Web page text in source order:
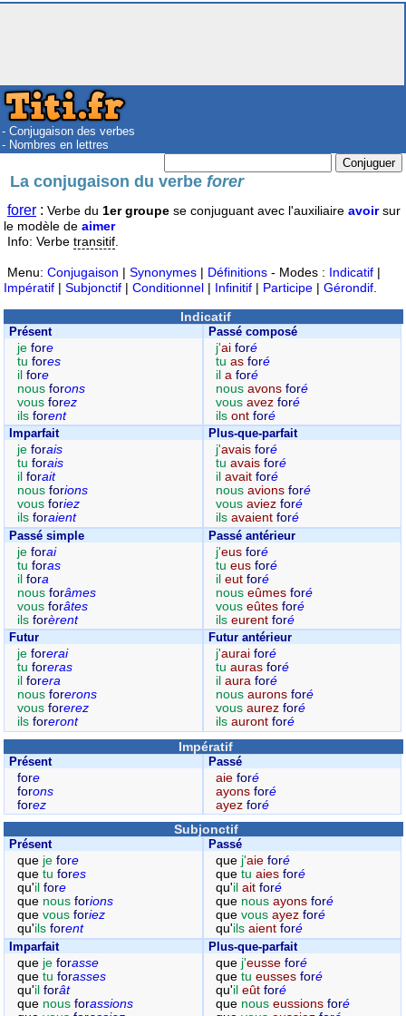
- Conjugaison des verbes
- Nombres en lettres
La conjugaison du verbeforer
forer : Verbe du 1er groupe se conjuguant avec l'auxiliaire avoirsur
le modèle de aimer
Info: Verbe transitif
Menu: Conjugaison | Synonymes | Définitions - Modes : Indicatif |
Impératif | Subjonctif | Conditionnel | Infinitif | Participe | Gérondif
Indicatif
Présent
je fore
tu fores
il fore
nous forons
vous forez
ils forent
Passé composé
j'ai foré
tuas foré
ila foré
nousavons foré
vousavez foré
ilsont foré
Imparfait
je forais
tu forais
il forait
nous forions
vous foriez
ils foraient
Plus-que-parfait
j'avais foré
tuavais foré
ilavait foré
nousavions foré
vousaviez foré
ilsavaient foré
Passé simple
je forai
tu foras
il fora
nous forâmes
vous forâtes
ils forèrent
Passé antérieur
j'eus foré
tueus foré
ileut foré
nouseûmes foré
vouseûtes foré
ilseurent foré
Futur
je forerai
tu foreras
il forera
nous forerons
vous forerez
ils foreront
Futur antérieur
j'aurai foré
tuauras foré
ilaura foré
nousaurons foré
vousaurez foré
ilsauront foré
Impératif
Présent
fore
forons
forez
Passé
aie foré
ayons foré
ayez foré
Subjonctif
Présent
que je fore
que tu fores
qu'il fore
que nous forions
que vous foriez
qu'ils forent
Passé
que j'aie foré
quetuaies foré
qu'ilait foré
que nousayons foré
quevousayez foré
qu'ilsaient foré
Imparfait
que je forasse
que tu forasses
qu'il forât
que nous forassions
Plus-que-parfait
que j'eusse foré
quetueusses foré
qu'ileût foré
que nouseussions foré